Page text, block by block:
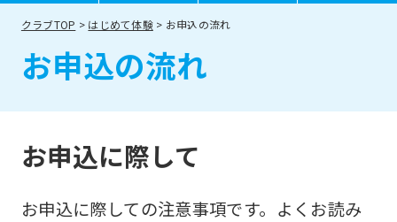
クラブTOP はじめて体験 お申込の流れ
お申込の流れ
お申込に際して
お申込に際しての注意事項です。よくお読み